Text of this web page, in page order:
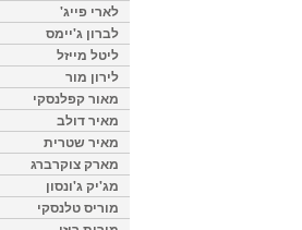
לארי פייג'
לברון ג'יימס
ליטל מייזל
לירון מור
מאור קפלנסקי
מאיר דולב
מאיר שטרית
מארק צוקרברג
מג'יק ג'ונסון
מוריס טלנסקי